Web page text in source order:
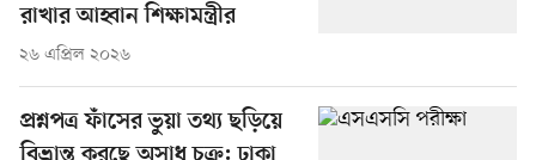
রাখার আহ্বান শিক্ষামন্ত্রীর
২৬ এপ্রিল ২০২৬
প্রশ্নপত্র ফাঁসের ভুয়া তথ্য ছড়িয়ে